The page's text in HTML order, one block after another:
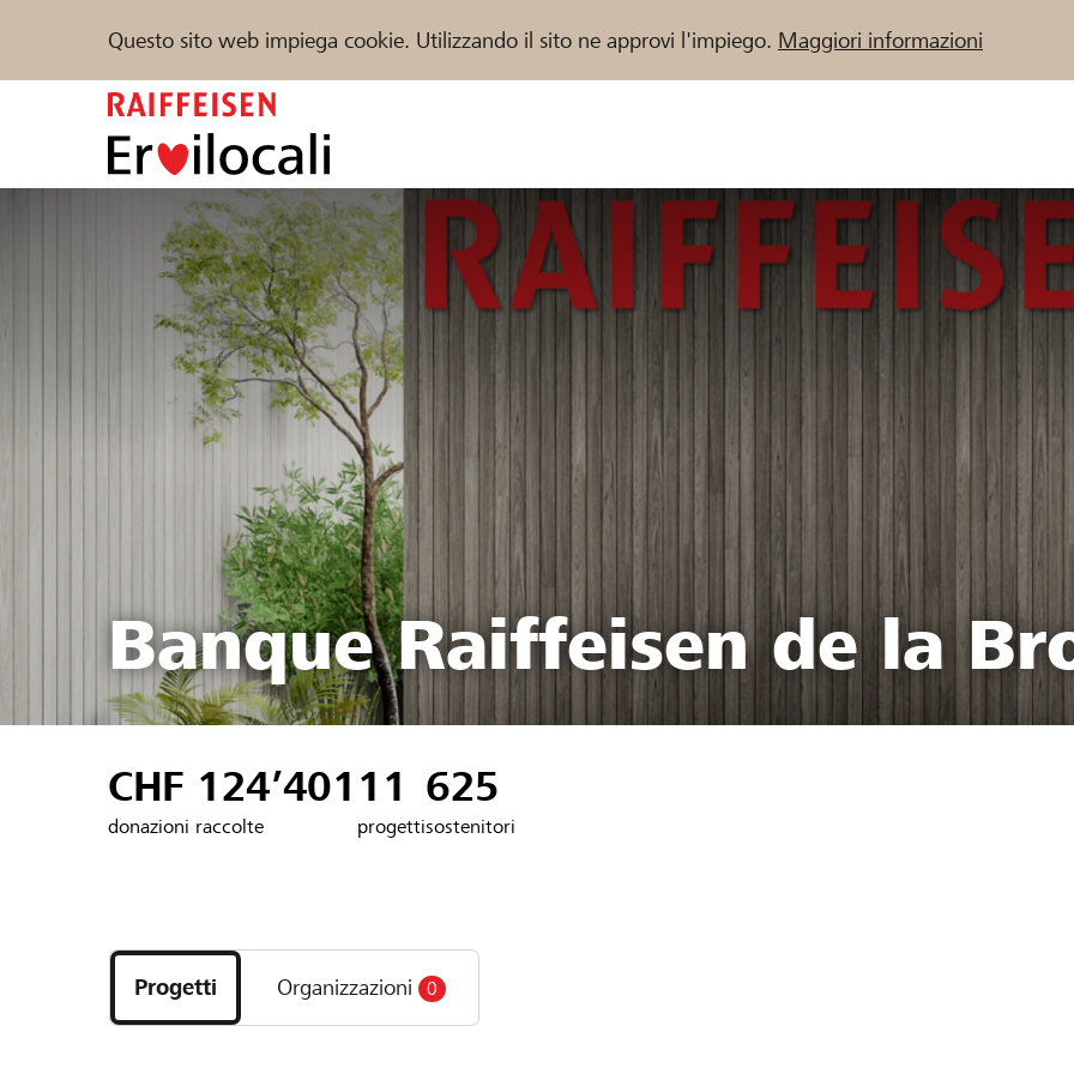
Questo sito web impiega cookie. Utilizzando il sito ne approvi l'impiego. Maggiori informazioni
Sostenere Aiuto & supporto Partner / Banche Raiffeisen
Trova progetti e organizzazioni
IT
Banque Raiffeisen de la
CHF 124’401
donazioni raccolte
11
progetti
625
sostenitori
i
progetti
e
Progetti Organizzazioni 0